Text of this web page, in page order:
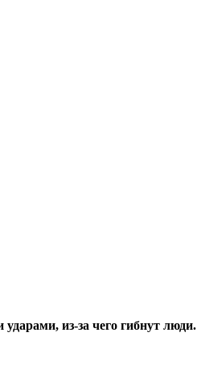
из-за чего гибнут